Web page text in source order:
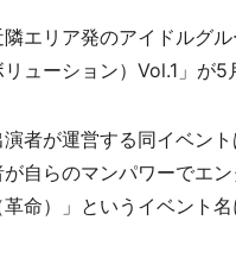
エリア発のアイドルグ
リューション）Vol.1」が
者が運営する同イベン
が自らのマンパワーでエ
革命）」というイベント名